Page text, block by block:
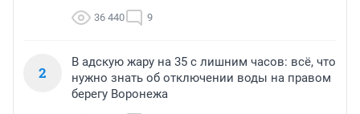
36 440 9
2
В адскую жару на 35 с лишним часов: всё, что
нужно знать об отключении воды на правом
берегу Воронежа